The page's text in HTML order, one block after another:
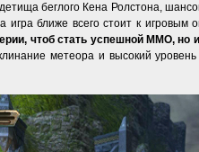
беглого Кена Ролстона,
игра ближе всего стоит к
чтоб стать успешной ММО, но
метеора и высокий